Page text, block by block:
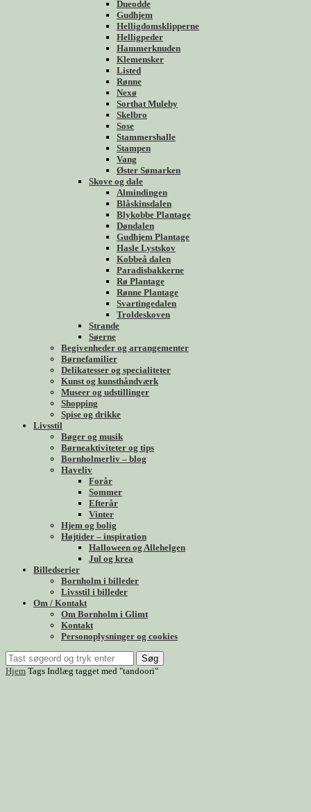
Dueodde
Gudhjem
Helligdomsklipperne
Helligpeder
Hammerknuden
Klemensker
Listed
Rønne
Nexø
Sorthat Muleby
Skelbro
Sose
Stammershalle
Stampen
Vang
Øster Sømarken
Skove og dale
Almindingen
Blåskinsdalen
Blykobbe Plantage
Døndalen
Gudhjem Plantage
Hasle Lystskov
Kobbeå dalen
Paradisbakkerne
Rø Plantage
Rønne Plantage
Svartingedalen
Troldeskoven
Strande
Søerne
Begivenheder og arrangementer
Børnefamilier
Delikatesser og specialiteter
Kunst og kunsthåndværk
Museer og udstillinger
Shopping
Spise og drikke
Livsstil
Bøger og musik
Børneaktiviteter og tips
Bornholmerliv – blog
Haveliv
Forår
Sommer
Efterår
Vinter
Hjem og bolig
Højtider – inspiration
Halloween og Allehelgen
Jul og krea
Billedserier
Bornholm i billeder
Livsstil i billeder
Om / Kontakt
Om Bornholm i Glimt
Kontakt
Personoplysninger og cookies
Søg
Hjem Tags Indlæg tagget med "tandoori"